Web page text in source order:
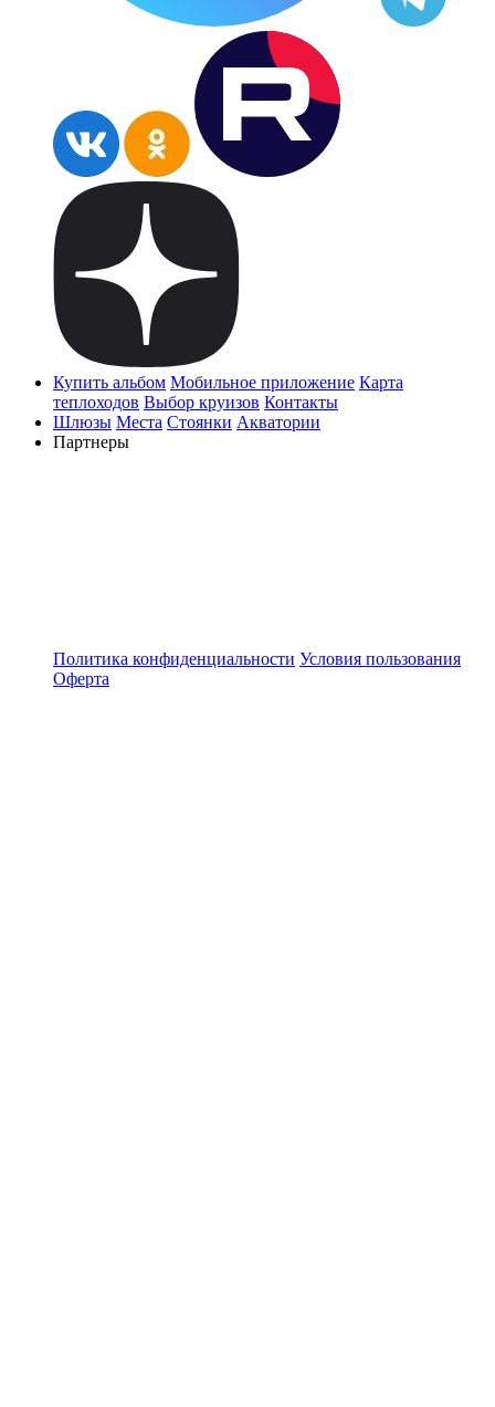
Купить альбом Мобильное приложение Карта
теплоходов Выбор круизов Контакты
Шлюзы Места Стоянки Акватории
Партнеры
Политика конфиденциальности Условия пользования
Оферта